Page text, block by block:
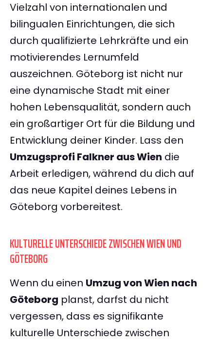
Vielzahl von internationalen und
bilingualen Einrichtungen, die sich
durch qualifizierte Lehrkräfte und ein
motivierendes Lernumfeld
auszeichnen. Göteborg ist nicht nur
eine dynamische Stadt mit einer
hohen Lebensqualität, sondern auch
ein großartiger Ort für die Bildung und
Entwicklung deiner Kinder. Lass den
Umzugsprofi Falkner aus Wien die
Arbeit erledigen, während du dich auf
das neue Kapitel deines Lebens in
Göteborg vorbereitest.
KULTURELLE UNTERSCHIEDE ZWISCHEN WIEN UND
GÖTEBORG
Wenn du einen Umzug von Wien nach
Göteborg planst, darfst du nicht
vergessen, dass es signifikante
kulturelle Unterschiede zwischen